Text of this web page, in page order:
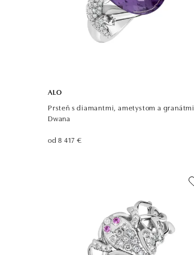
ALO
Prsteň s diamantmi, ametystom a granátmi
Dwana
od 8 417 €